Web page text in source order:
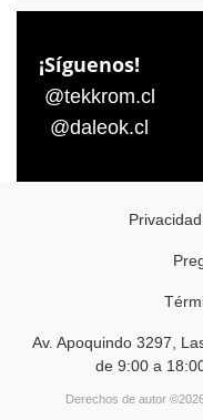
¡Síguenos!
@tekkrom.cl
@daleok.cl
Av. Apoquindo 3297,
de 9:00 a
Derechos de autor